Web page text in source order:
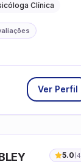
Clínica
Ver Perfil
5.0(4